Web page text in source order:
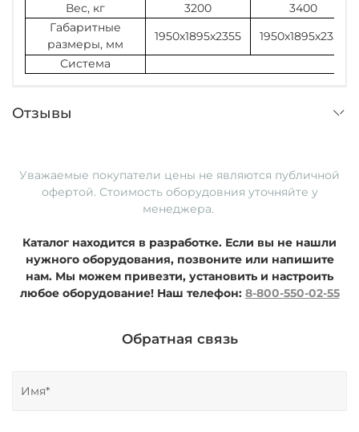
Вес, кг
3200
3400
Габаритные
размеры, мм
1950х1895х2355
1950х1895х2355
Система
Отзывы
Уважаемые покупатели цены не являются публичной
офертой. Стоимость оборудовния уточняйте у
менеджера.
Каталог находится в разработке. Если вы не нашли
нужного оборудования, позвоните или напишите
нам. Мы можем привезти, установить и настроить
любое оборудование! Наш телефон: 8-800-550-02-55
Обратная связь